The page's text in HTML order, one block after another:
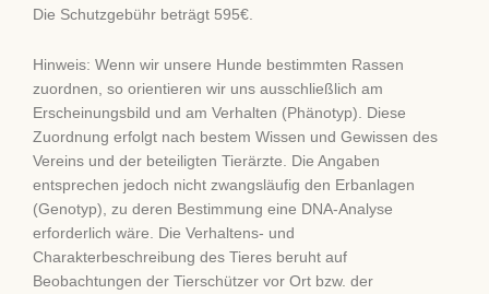
Die Schutzgebühr beträgt 595€.
Hinweis: Wenn wir unsere Hunde bestimmten Rassen
zuordnen, so orientieren wir uns ausschließlich am
Erscheinungsbild und am Verhalten (Phänotyp). Diese
Zuordnung erfolgt nach bestem Wissen und Gewissen des
Vereins und der beteiligten Tierärzte. Die Angaben
entsprechen jedoch nicht zwangsläufig den Erbanlagen
(Genotyp), zu deren Bestimmung eine DNA-Analyse
erforderlich wäre. Die Verhaltens- und
Charakterbeschreibung des Tieres beruht auf
Beobachtungen der Tierschützer vor Ort bzw. der